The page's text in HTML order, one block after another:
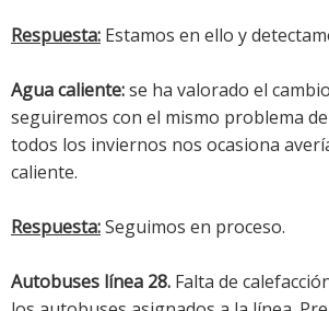
Respuesta: Estamos en ello y
Agua caliente:se ha valorado el
seguiremos con el mismo problema
todos los inviernos nos ocasiona
caliente.
Respuesta:Seguimos en proceso.
Autobuses línea 28. Falta de